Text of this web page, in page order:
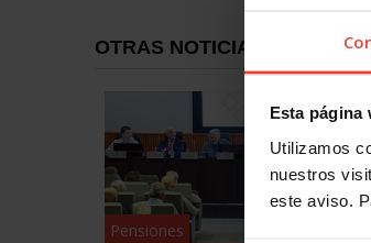
Esta página
Utilizamos
nuestros
este aviso.
OTRAS NOTICIAS
Pensiones